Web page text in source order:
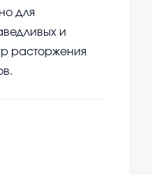
для
и
расторжения